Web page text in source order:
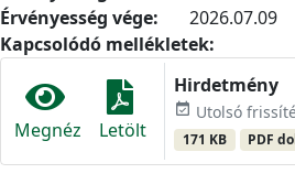
Érvényesség vége:
2026.07.09
Kapcsolódó mellékletek:
Megnéz Letölt
Hirdetmény
event_available Utolsó
171 KB PDF